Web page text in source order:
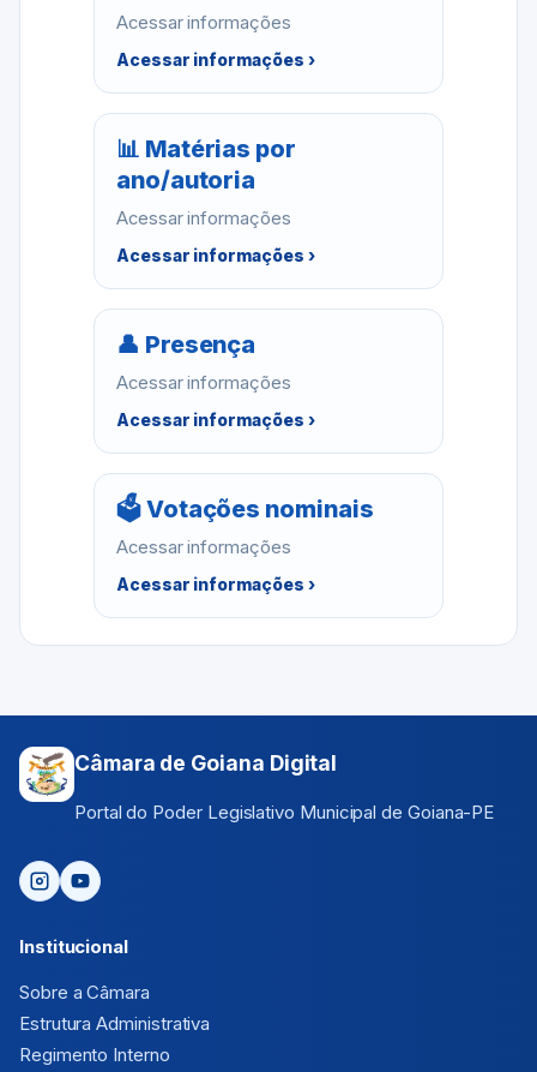
Acessar informações
Acessar informações ›
📊 Matérias por
ano/autoria
Acessar informações
Acessar informações ›
👤 Presença
Acessar informações
Acessar informações ›
🗳 Votações nominais
Acessar informações
Acessar informações ›
Câmara de Goiana Digital
Portal do Poder Legislativo Municipal de Goiana-PE
Institucional
Sobre a Câmara
Estrutura Administrativa
Regimento Interno